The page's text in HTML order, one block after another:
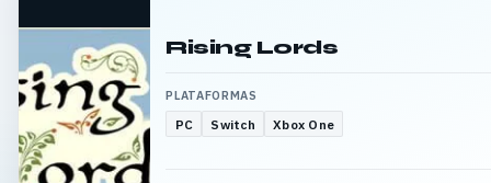
Rising Lords
PLATAFORMAS
PC Switch Xbox One